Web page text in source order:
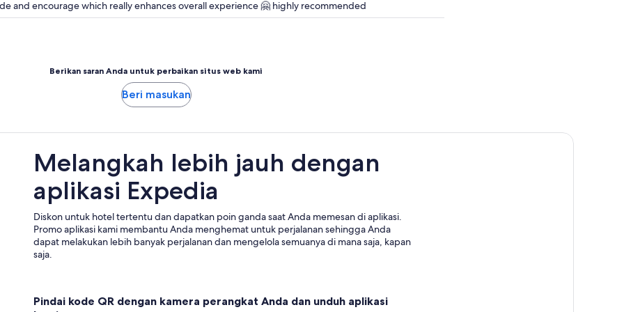
and encourage which really enhances overall experience 🤗 highly recommended
Berikan saran Anda untuk perbaikan situs web kami
Beri masukan
Melangkah lebih jauh dengan
aplikasi Expedia
Diskon untuk hotel tertentu dan dapatkan poin ganda saat Anda memesan di aplikasi.
Promo aplikasi kami membantu Anda menghemat untuk perjalanan sehingga Anda
dapat melakukan lebih banyak perjalanan dan mengelola semuanya di mana saja, kapan
saja.
Pindai kode QR dengan kamera perangkat Anda dan unduh aplikasi